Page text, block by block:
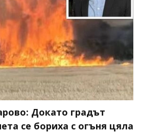
Докато градът
се бориха с огъня цяла